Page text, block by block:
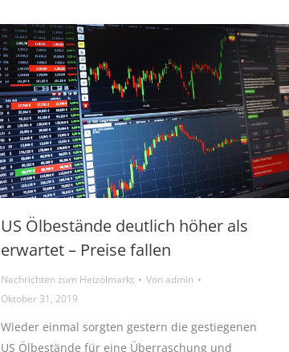
US Ölbestände deutlich höher als
erwartet – Preise fallen
Nachrichten zum Heizölmarkt Vonadmin
Oktober 31, 2019
Wieder einmal sorgten gestern die gestiegenen
US Ölbestände für eine Überraschung und